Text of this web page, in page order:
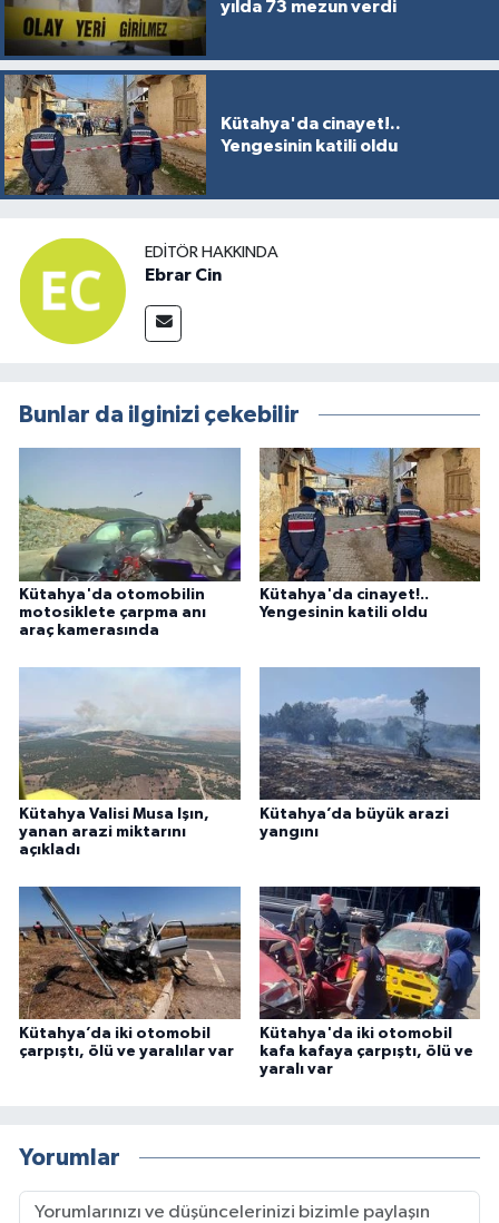
yılda 73 mezun verdi
Kütahya'da cinayet!..
Yengesinin katili oldu
EDITÖR HAKKINDA
Ebrar Cin
Bunlar da ilginizi çekebilir
Kütahya'da otomobilin
motosiklete çarpma anı
araç kamerasında
Kütahya'da cinayet!..
Yengesinin katili oldu
Kütahya Valisi Musa Işın,
yanan arazi miktarını
açıkladı
Kütahya’da büyük arazi
yangını
Kütahya’da iki otomobil
çarpıştı, ölü ve yaralılar var
Kütahya'da iki otomobil
kafa kafaya çarpıştı, ölü ve
yaralı var
Yorumlar